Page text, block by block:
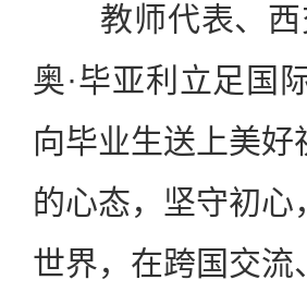
教师代表、西
奥·毕亚利立足国
向毕业生送上美
的心态，坚守初
世界，在跨国交